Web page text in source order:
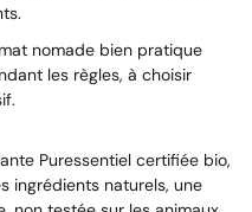
nomade bien pratique
les règles, à choisir
Puressentiel certifiée bio,
ingrédients naturels, une